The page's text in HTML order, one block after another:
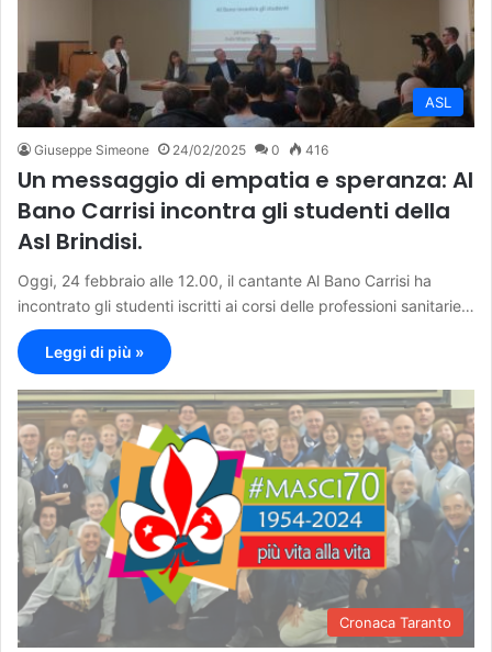
ASL
Giuseppe Simeone 24/02/2025 0 416
Un messaggio di empatia e speranza: Al
Bano Carrisi incontra gli studenti della
Asl Brindisi.
Oggi, 24 febbraio alle 12.00, il cantante Al Bano Carrisi ha
incontrato gli studenti iscritti ai corsi delle professioni sanitarie…
Leggi di più »
Cronaca Taranto